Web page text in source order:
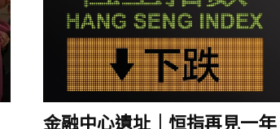
金融中心遺址｜恒指再見一年